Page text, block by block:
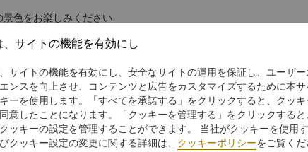
色をお楽しみください
バルコニーが備わる豪華な客室です。
ラブ ラウンジをご利用いただけます。
、サイトの機能を有効にし
サイトの機能を有効にし、安全なサイトの運用を保証し、ユーザー
ンスを向上させ、コンテンツと広告をカスタマイズするために本サ
ーを使用します。「すべてを承諾する」をクリックすると、クッ
意したことになります。「クッキーを管理する」をクリックする
ッキーの設定を管理することができます。 当社がクッキーを使用
クッキー設定の変更に関する詳細は、 クッキーポリシーをご覧くだ